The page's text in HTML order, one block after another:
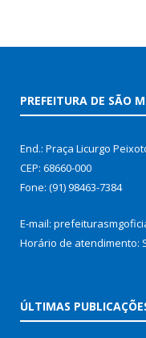
PREFEITURA DE SÃO
End.: Praça Licurgo
CEP: 68660-000
Fone: (91) 98463-7384
E-mail:
Horário de atendimento:
ÚLTIMAS